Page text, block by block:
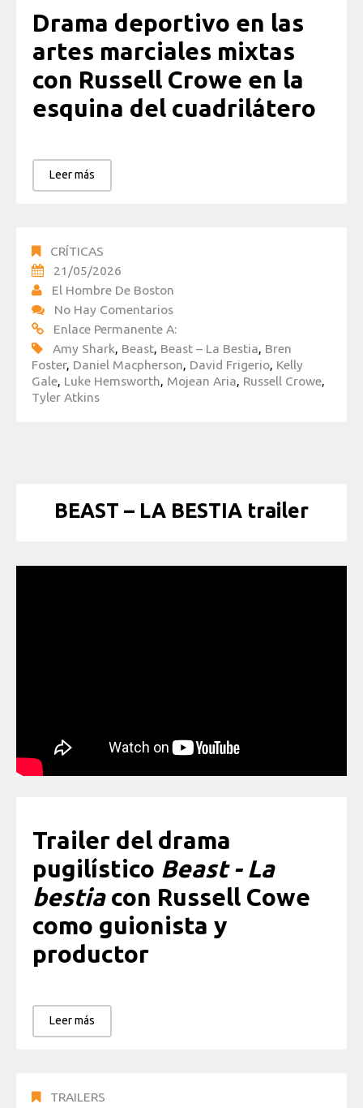
Drama deportivo en las
artes marciales mixtas
con Russell Crowe en la
esquina del cuadrilátero
Leer más
CRÍTICAS
21/05/2026
El Hombre De Boston
No Hay Comentarios
Enlace Permanente A:
Amy Shark, Beast, Beast – La Bestia, Bren
Foster, Daniel Macpherson, David Frigerio, Kelly
Gale, Luke Hemsworth, Mojean Aria, Russell Crowe,
Tyler Atkins
BEAST – LA BESTIA trailer
Trailer del drama
pugilístico Beast - La
bestiacon Russell Cowe
como guionista y
productor
Leer más
TRAILERS